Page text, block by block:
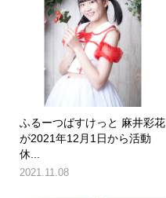
ふるーつばすけっと 麻井彩花
が2021年12月1日から活動
休...
2021.11.08